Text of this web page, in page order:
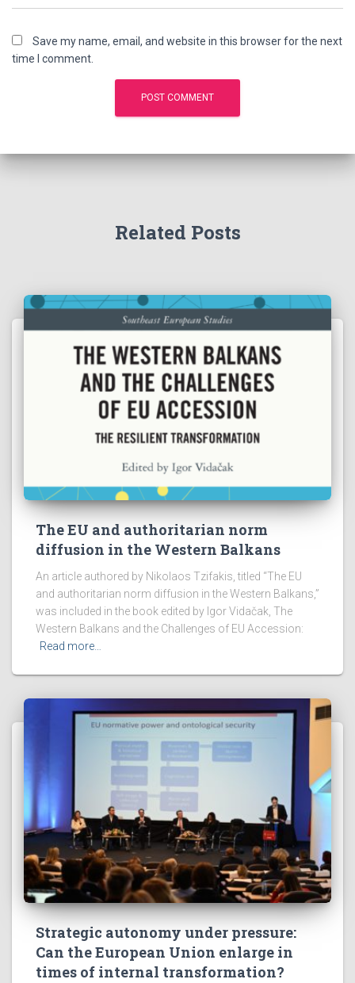
Save my name, email, and website in this browser for the next
time I comment.
Related Posts
The EU and authoritarian norm
diffusion in the Western Balkans
An article authored by Nikolaos Tzifakis, titled “The EU
and authoritarian norm diffusion in the Western Balkans,”
was included in the book edited by Igor Vidačak, The
Western Balkans and the Challenges of EU Accession:
Read more…
Strategic autonomy under pressure:
Can the European Union enlarge in
times of internal transformation?